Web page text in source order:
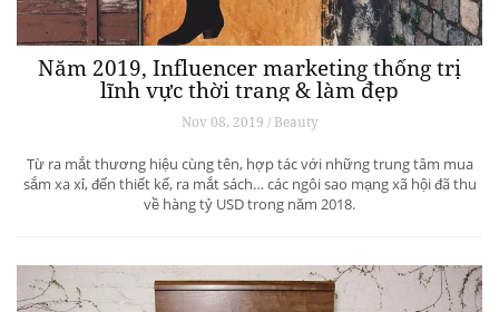
Năm 2019, Influencer marketing thống trị
lĩnh vực thời trang & làm đẹp
Nov 08, 2019 / Beauty
Từ ra mắt thương hiệu cùng tên, hợp tác với những trung tâm mua
sắm xa xỉ, đến thiết kế, ra mắt sách… các ngôi sao mạng xã hội đã thu
về hàng tỷ USD trong năm 2018.